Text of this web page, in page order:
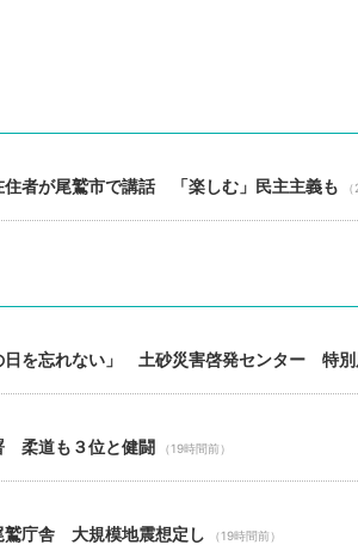
者が尾鷲市で講話 「楽しむ」民主主義も
を忘れない」 土砂災害啓発センター 特別
柔道も３位と健闘 （19時間前）
庁舎 大規模地震想定し （19時間前）